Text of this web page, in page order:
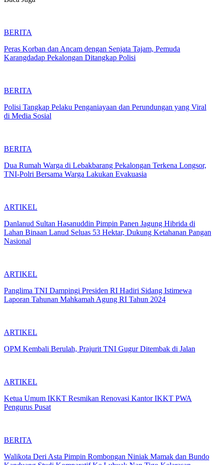
BERITA
Peras Korban dan Ancam dengan Senjata Tajam, Pemuda
Karangdadap Pekalongan Ditangkap Polisi
BERITA
Polisi Tangkap Pelaku Penganiayaan dan Perundungan yang Viral
di Media Sosial
BERITA
Dua Rumah Warga di Lebakbarang Pekalongan Terkena Longsor,
TNI-Polri Bersama Warga Lakukan Evakuasia
ARTIKEL
Danlanud Sultan Hasanuddin Pimpin Panen Jagung Hibrida di
Lahan Binaan Lanud Seluas 53 Hektar, Dukung Ketahanan Pangan
Nasional
ARTIKEL
Panglima TNI Dampingi Presiden RI Hadiri Sidang Istimewa
Laporan Tahunan Mahkamah Agung RI Tahun 2024
ARTIKEL
OPM Kembali Berulah, Prajurit TNI Gugur Ditembak di Jalan
ARTIKEL
Ketua Umum IKKT Resmikan Renovasi Kantor IKKT PWA
Pengurus Pusat
BERITA
Walikota Deri Asta Pimpin Rombongan Niniak Mamak dan Bundo